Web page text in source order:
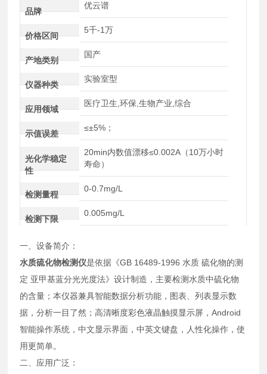
品牌
优云谱
价格区间
5千-1万
产地类别
国产
仪器种类
实验室型
应用领域
医疗卫生,环保,生物产业,综合
示值误差
≤±5%；
光化学稳定
性
20min内数值漂移≤0.002A（10万小时
寿命）
检测量程
0-0.7mg/L
检测下限
0.005mg/L
一、设备简介：
水质硫化物检测仪是依据《GB 16489-1996 水质 硫化物的测
定 亚甲基蓝分光光度法》设计制造，主要检测水质中硫化物
的含量；本仪器兼具智能数据分析功能，图表、列表显示数
据，分析一目了然；高清晰度彩色液晶触摸显示屏，Android
智能操作系统，中文显示界面，中英文键盘，人性化操作，使
用更简单。
二、应用广泛：